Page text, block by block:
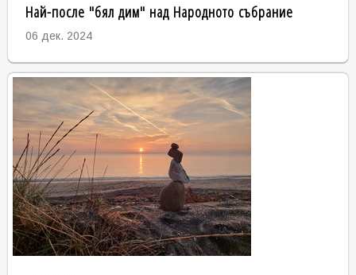
Най-после "бял дим" над Народното събрание
06 дек. 2024